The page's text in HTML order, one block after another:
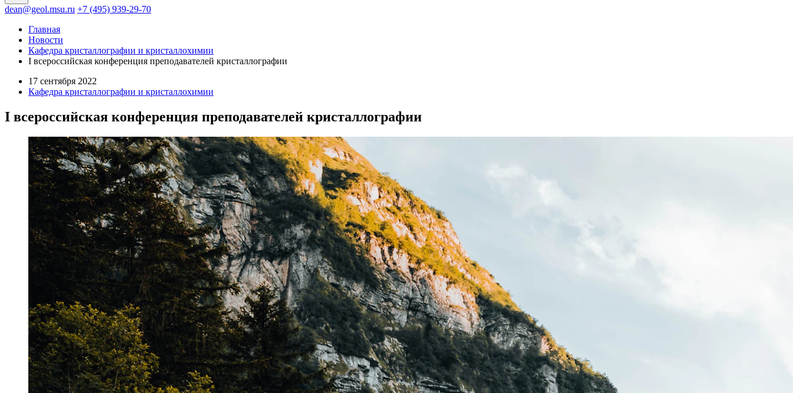
dean@geol.msu.ru +7 (495) 939-29-70
Главная
Новости
Кафедра кристаллографии и кристаллохимии
I всероссийская конференция преподавателей кристаллографии
17 сентября 2022
Кафедра кристаллографии и кристаллохимии
I всероссийская конференция преподавателей кристаллографии